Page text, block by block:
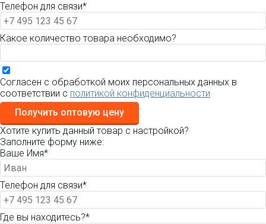
Телефон для связи*
Какое количество товара необходимо?
Согласен с обработкой моих персональных данных в
соответствии с политикой конфиденциальности
Получить оптовую цену
Хотите купить данный товар с настройкой?
Заполните форму ниже:
Ваше Имя*
Телефон для связи*
Где вы находитесь?*